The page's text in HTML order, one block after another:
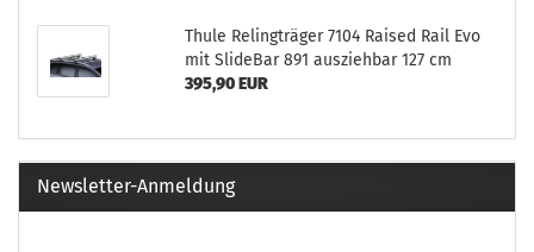
Thule Relingträger 7104 Raised Rail Evo
mit SlideBar 891 ausziehbar 127 cm
395,90 EUR
Newsletter-Anmeldung